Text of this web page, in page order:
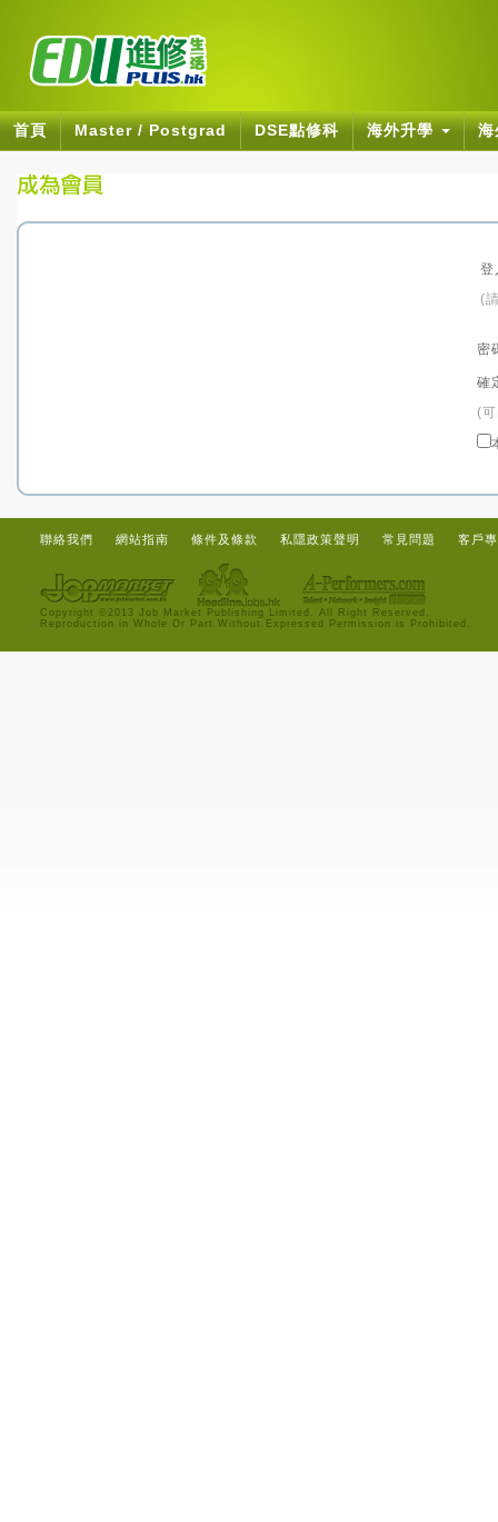
首頁 Master / Postgrad DSE點修科 海外升學
登
(
密
確
(
聯絡我們 網站指南 條件及條款 私隱政策聲明 常見問題 客戶
Copyright ©2013 Job Market Publishing Limited. All Right Reserved.
Reproduction in Whole Or Part Without Expressed Permission is Prohibited.